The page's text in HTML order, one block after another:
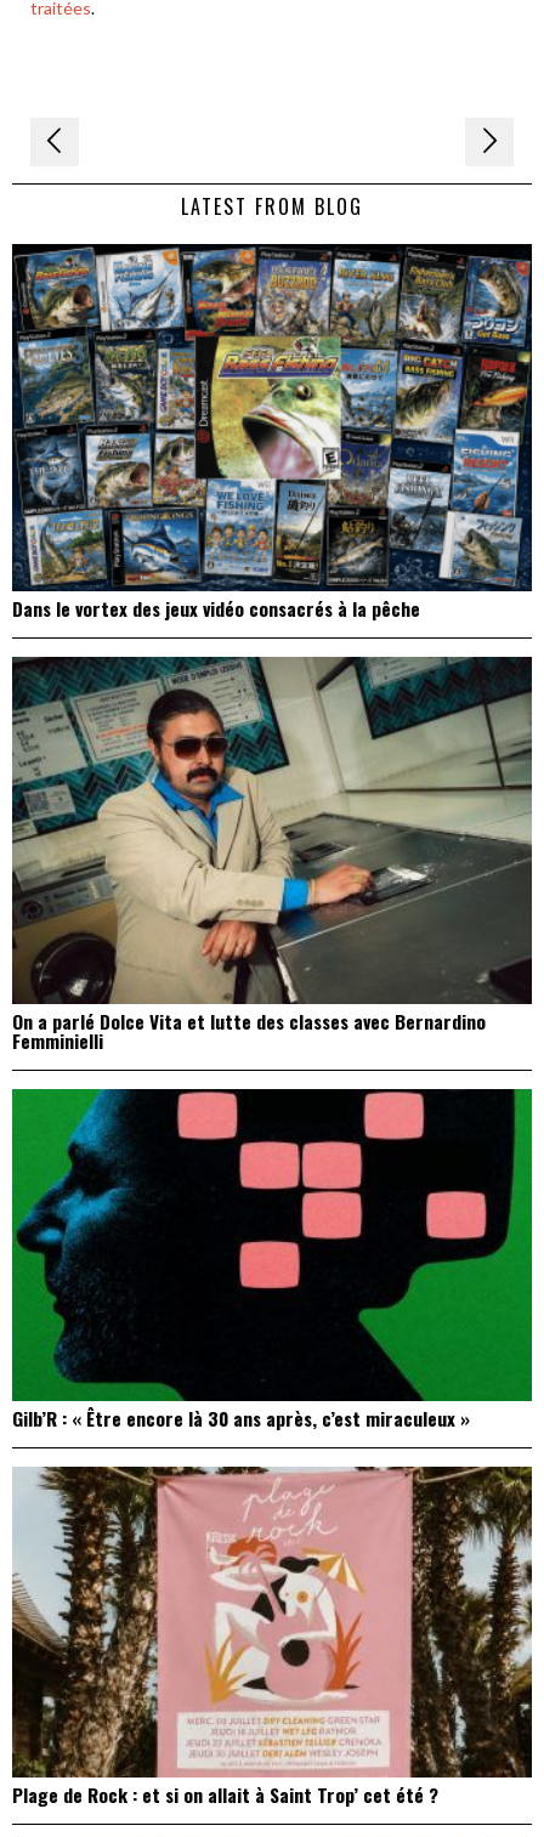
traitées.
Navigation
de LATEST FROM BLOG
Dans le vortex des jeux vidéo consacrés à la pêche
On a parlé Dolce Vita et lutte des classes avec Bernardino
Femminielli
Gilb’R : « Être encore là 30 ans après, c’est miraculeux »
Plage de Rock : et si on allait à Saint Trop’ cet été ?